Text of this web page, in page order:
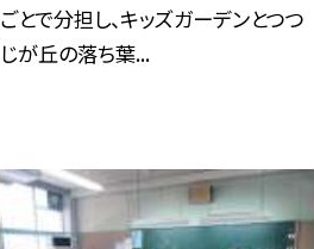
ごとで分担し、キッズガーデンとつつ
じが丘の落ち葉...